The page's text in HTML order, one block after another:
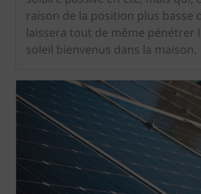
raison de la position plus basse
laissera tout de même pénétrer
soleil bienvenus dans la maison.